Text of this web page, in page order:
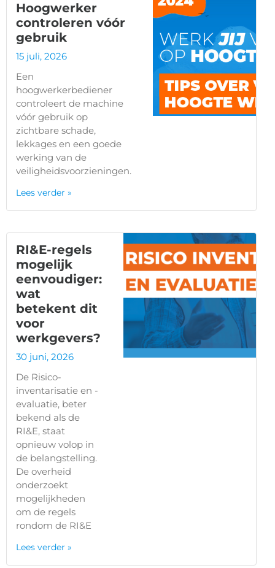
Hoogwerker
controleren vóór
gebruik
15 juli, 2026
Een
hoogwerkerbediener
controleert de machine
vóór gebruik op
zichtbare schade,
lekkages en een goede
werking van de
veiligheidsvoorzieningen.
Lees verder »
RI&E-regels
mogelijk
eenvoudiger:
wat
betekent dit
voor
werkgevers?
30 juni, 2026
De Risico-
inventarisatie en -
evaluatie, beter
bekend als de
RI&E, staat
opnieuw volop in
de belangstelling.
De overheid
onderzoekt
mogelijkheden
om de regels
rondom de RI&E
Lees verder »